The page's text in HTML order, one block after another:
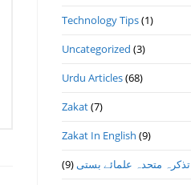
Technology Tips(1)
Uncategorized (3)
Urdu Articles(68)
Zakat(7)
Zakat In English (9)
تذكرہ متحدہ علمائے بستى(9)